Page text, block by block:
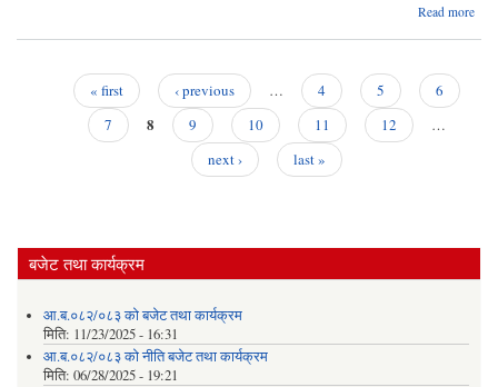
Read more
« first ‹ previous … 4 5
6
7
8 9 10 11 12
…
next ›
last »
बजेट तथा कार्यक्रम
आ.ब.०८२/०८३ को बजेट तथा कार्यक्रम
मिति: 11/23/2025 - 16:31
आ.ब.०८२/०८३ को नीति बजेट तथा कार्यक्रम
मिति: 06/28/2025 - 19:21